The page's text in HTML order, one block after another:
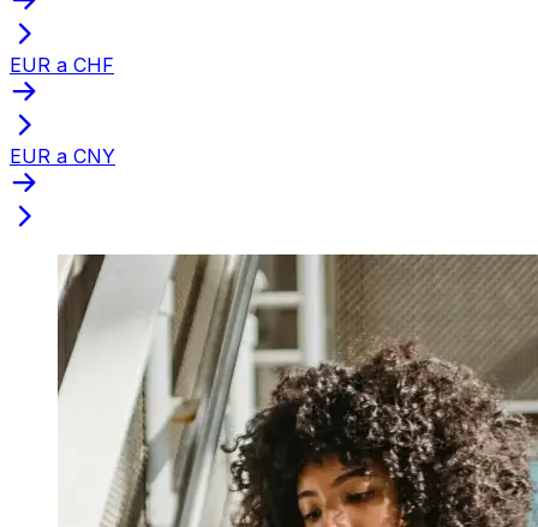
EUR a CHF
EUR a CNY